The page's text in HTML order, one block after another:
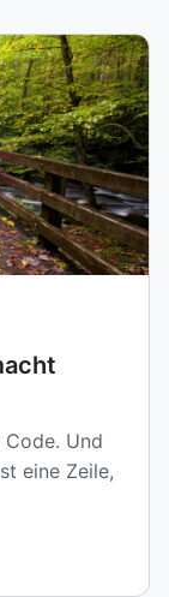
Und
eine Zeile,